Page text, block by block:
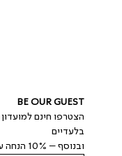
BE OUR GUEST
בלעדיים
ובנוסף – 10% הנחה על הקנייה הקרובה